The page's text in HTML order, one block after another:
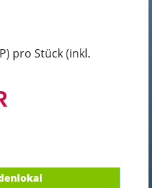
) pro Stück (inkl.